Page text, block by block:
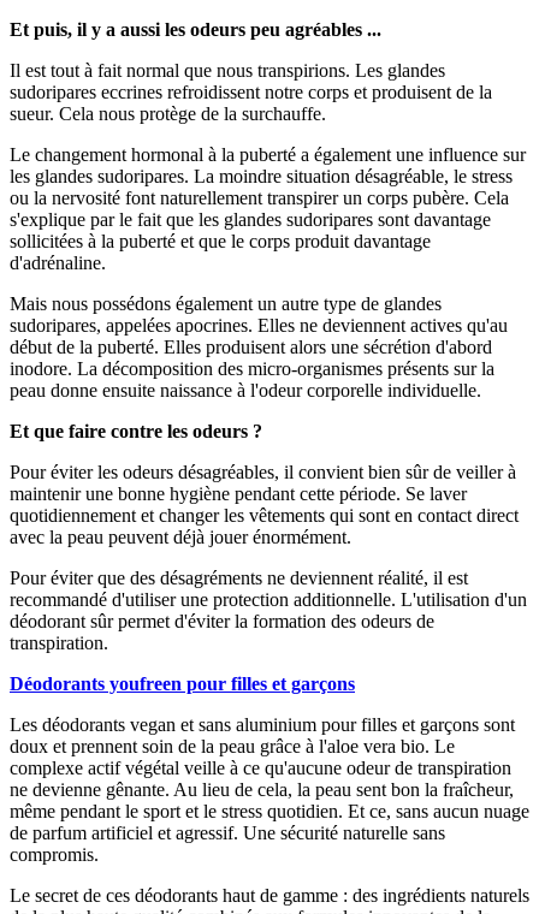
Et puis, il y a aussi les odeurs peu agréables ...
Il est tout à fait normal que nous transpirions. Les glandes
sudoripares eccrines refroidissent notre corps et produisent de la
sueur. Cela nous protège de la surchauffe.
Le changement hormonal à la puberté a également une influence sur
les glandes sudoripares. La moindre situation désagréable, le stress
ou la nervosité font naturellement transpirer un corps pubère. Cela
s'explique par le fait que les glandes sudoripares sont davantage
sollicitées à la puberté et que le corps produit davantage
d'adrénaline.
Mais nous possédons également un autre type de glandes
sudoripares, appelées apocrines. Elles ne deviennent actives qu'au
début de la puberté. Elles produisent alors une sécrétion d'abord
inodore. La décomposition des micro-organismes présents sur la
peau donne ensuite naissance à l'odeur corporelle individuelle.
Et que faire contre les odeurs ?
Pour éviter les odeurs désagréables, il convient bien sûr de veiller à
maintenir une bonne hygiène pendant cette période. Se laver
quotidiennement et changer les vêtements qui sont en contact direct
avec la peau peuvent déjà jouer énormément.
Pour éviter que des désagréments ne deviennent réalité, il est
recommandé d'utiliser une protection additionnelle. L'utilisation d'un
déodorant sûr permet d'éviter la formation des odeurs de
transpiration.
Déodorants youfreen pour filles et garçons
Les déodorants vegan et sans aluminium pour filles et garçons sont
doux et prennent soin de la peau grâce à l'aloe vera bio. Le
complexe actif végétal veille à ce qu'aucune odeur de transpiration
ne devienne gênante. Au lieu de cela, la peau sent bon la fraîcheur,
même pendant le sport et le stress quotidien. Et ce, sans aucun nuage
de parfum artificiel et agressif. Une sécurité naturelle sans
compromis.
Le secret de ces déodorants haut de gamme : des ingrédients naturels